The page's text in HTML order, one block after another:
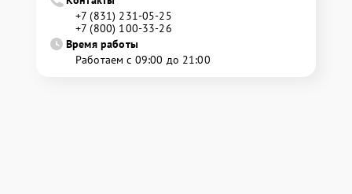
+7 (831) 231-05-25
+7 (800) 100-33-26
Время работы
Работаем с 09:00 до 21:00